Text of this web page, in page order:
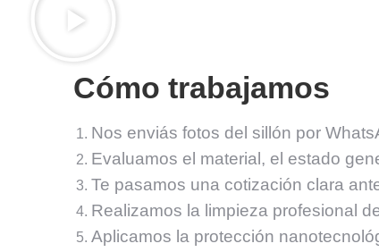
Cómo trabajamos
Nos enviás fotos del sillón por
Evaluamos el material, el estado
Te pasamos una cotización clara
Realizamos la limpieza profesional
Aplicamos la protección